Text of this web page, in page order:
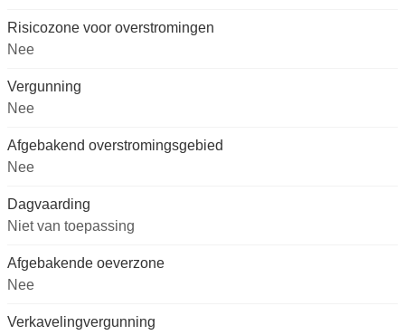
Risicozone voor overstromingen
Nee
Vergunning
Nee
Afgebakend overstromingsgebied
Nee
Dagvaarding
Niet van toepassing
Afgebakende oeverzone
Nee
Verkavelingvergunning